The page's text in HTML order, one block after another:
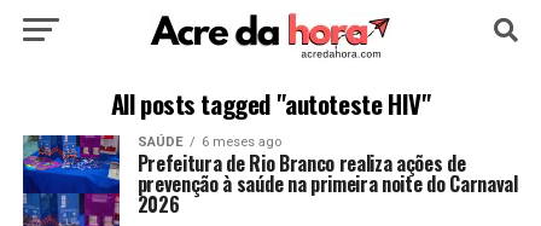
HOME POLÍTICA CULTURA ESPORTE
EDUCAÇÃO NOTÍCIA MUNDO
All posts tagged "autoteste HIV"
SAÚDE 6 meses ago
Prefeitura de Rio Branco realiza ações de
prevenção à saúde na primeira noite do Carnaval
2026